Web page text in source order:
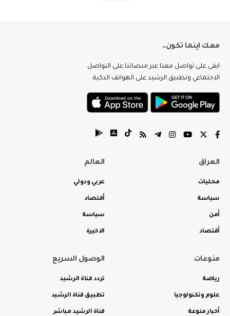
معك اينما تكون..
ابقى على تواصل معنا عبر منصاتنا على التواصل
الاجتماعي وتطبيق الرشيد على الهواتف الذكية.
العراق
محليات
سياسة
أمن
أقتصاد
العالم
عربي ودولي
أقتصاد
سياسة
الاخيرة
منوعات
رياضة
علوم وتكنولوجيا
أخبار منوعة
الوصول السريع
تردد قناة الرشيد
تطبيق قناة الرشيد
قناة الرشيد مباشر